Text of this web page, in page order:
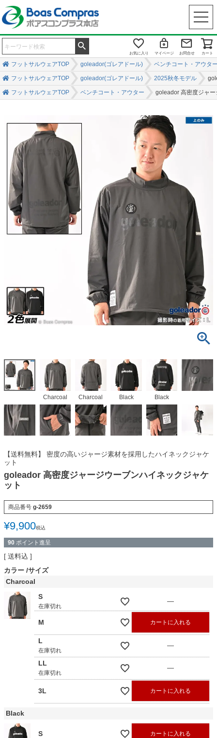
お気に入り マイページ お問合せ カート
フットサルウェアTOP goleador(ゴレアドール) ベンチコート・アウタ
フットサルウェアTOP goleador(ゴレアドール) 2025秋冬モデル
フットサルウェアTOP ベンチコート・アウター goleador 高密度ジャ
Charcoal Charcoal Black Black
【送料無料】 密度の高いジャージ素材を採用したハイネックジャケ
ット
goleador 高密度ジャージウーブンハイネックジャケ
ット
商品番号 g-2659
¥9,900税込
90 ポイント進呈
送料込
カラー サイズ
Charcoal
S
在庫切れ
—
M カートに入れる
L
在庫切れ
—
LL
在庫切れ
—
3L カートに入れる
Black
S カートに入れる